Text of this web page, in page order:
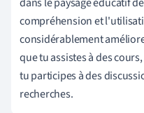
compréhension et
considérablement
que tu assistes à des
tu participes à des
recherches.